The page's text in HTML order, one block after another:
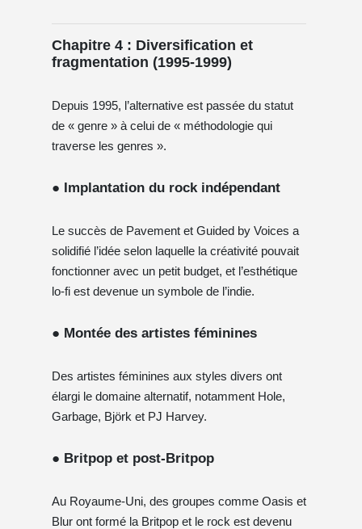
Chapitre 4 : Diversification et
fragmentation (1995-1999)
Depuis 1995, l’alternative est passée du statut
de « genre » à celui de « méthodologie qui
traverse les genres ».
● Implantation du rock indépendant
Le succès de Pavement et Guided by Voices a
solidifié l’idée selon laquelle la créativité pouvait
fonctionner avec un petit budget, et l’esthétique
lo-fi est devenue un symbole de l’indie.
● Montée des artistes féminines
Des artistes féminines aux styles divers ont
élargi le domaine alternatif, notamment Hole,
Garbage, Björk et PJ Harvey.
● Britpop et post-Britpop
Au Royaume-Uni, des groupes comme Oasis et
Blur ont formé la Britpop et le rock est devenu